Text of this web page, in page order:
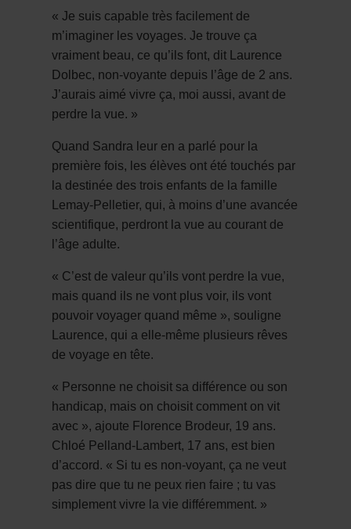
« Je suis capable très facilement de
m’imaginer les voyages. Je trouve ça
vraiment beau, ce qu’ils font, dit Laurence
Dolbec, non-voyante depuis l’âge de 2 ans.
J’aurais aimé vivre ça, moi aussi, avant de
perdre la vue. »
Quand Sandra leur en a parlé pour la
première fois, les élèves ont été touchés par
la destinée des trois enfants de la famille
Lemay-Pelletier, qui, à moins d’une avancée
scientifique, perdront la vue au courant de
l’âge adulte.
« C’est de valeur qu’ils vont perdre la vue,
mais quand ils ne vont plus voir, ils vont
pouvoir voyager quand même », souligne
Laurence, qui a elle-même plusieurs rêves
de voyage en tête.
« Personne ne choisit sa différence ou son
handicap, mais on choisit comment on vit
avec », ajoute Florence Brodeur, 19 ans.
Chloé Pelland-Lambert, 17 ans, est bien
d’accord. « Si tu es non-voyant, ça ne veut
pas dire que tu ne peux rien faire ; tu vas
simplement vivre la vie différemment. »